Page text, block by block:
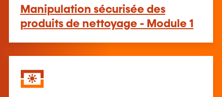
Manipulation sécurisée des
produits de nettoyage - Module 1